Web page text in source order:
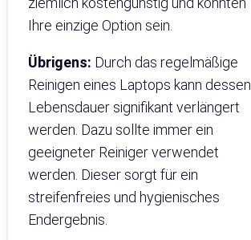
Ihre einzige Option sein.
Übrigens: Durch das regelmäßige
Reinigen eines Laptops kann dessen
Lebensdauer signifikant verlängert
werden. Dazu sollte immer ein
geeigneter Reiniger verwendet
werden. Dieser sorgt für ein
streifenfreies und hygienisches
Endergebnis.